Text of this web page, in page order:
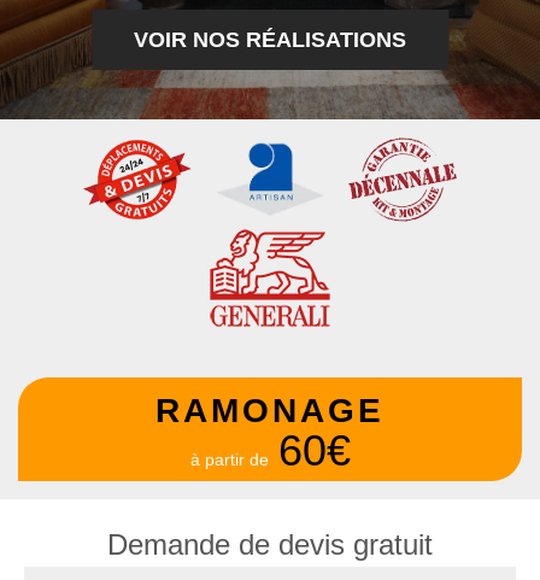
VOIR NOS RÉALISATIONS
RAMONAGE
à partir de 60€
Demande de devis gratuit